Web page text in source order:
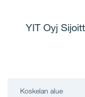
YIT Oyj
Koskelan alue